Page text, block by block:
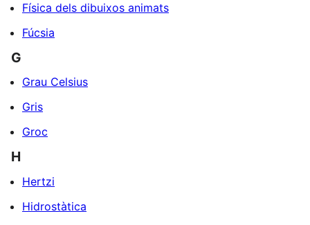
Física dels dibuixos animats
Fúcsia
G
Grau Celsius
Gris
Groc
H
Hertzi
Hidrostàtica